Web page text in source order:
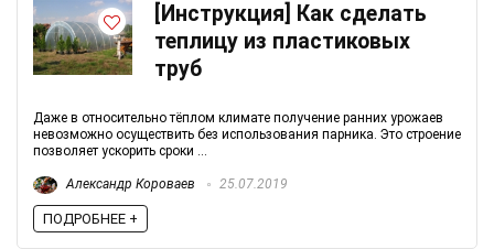
[Инструкция] Как сделать
теплицу из пластиковых
труб
Даже в относительно тёплом климате получение ранних урожаев
невозможно осуществить без использования парника. Это строение
позволяет ускорить сроки ...
Александр Короваев 25.07.2019
ПОДРОБНЕЕ +